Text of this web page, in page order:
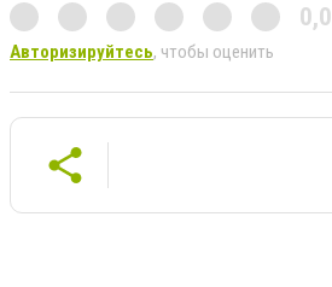
0,0
Авторизируйтесь, чтобы оценить